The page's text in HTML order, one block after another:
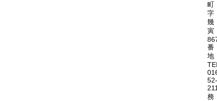
町
字
幾
寅
番
地
52-
務